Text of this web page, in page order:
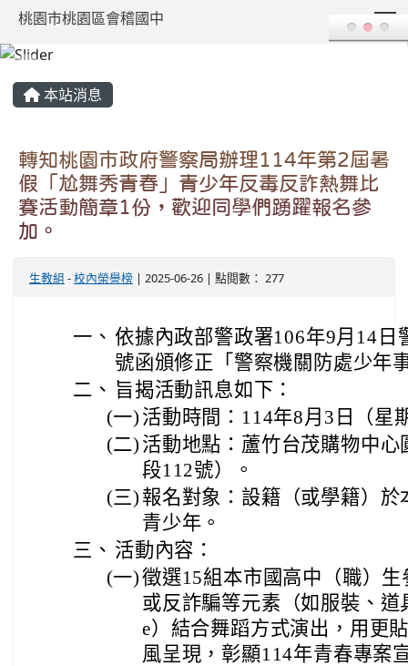
桃園市桃園區會稽國中
本站消息
轉知桃園市政府警察局辦理114年第2屆暑
假「尬舞秀青春」青少年反毒反詐熱舞比
賽活動簡章1份，歡迎同學們踴躍報名參
加。
生教組 -校內榮譽榜 | 2025-06-26 | 點閱數： 277
一、 依據內政部警政署106年9月14日
號函頒修正「警察機關防處少年
二、 旨揭活動訊息如下：
(一) 活動時間：114年8月3日（星
(二) 活動地點：蘆竹台茂購物中
段112號）。
(三) 報名對象：設籍（或學籍）
青少年。
三、 活動內容：
(一)徵選15組本市國高中（職）
或反詐騙等元素（如服裝、道
e）結合舞蹈方式演出，用更
風呈現，彰顯114年青春專案